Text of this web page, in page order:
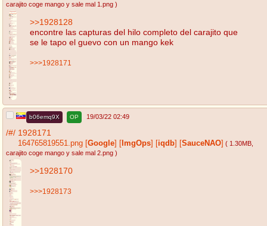
carajito coge mango y sale mal 1.png )
>>1928128
encontre las capturas del hilo completo del carajito que
se le tapo el guevo con un mango kek
>>>1928171
b06emq9X OP 19/03/22 02:49
/#/ 1928171
164765819551.png Google ImgOps iqdb SauceNAO ( 1.30MB
carajito coge mango y sale mal 2.png )
>>1928170
>>>1928173